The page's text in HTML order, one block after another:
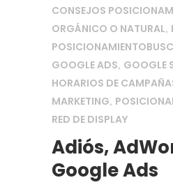
CONSEJOS
ORGÁNICO O NATURAL,
GOOGLE ADS, GOOGLE
HORARIOS DE
MARKETING,
RED DE DISPLAY
Adiós,
Google Ads